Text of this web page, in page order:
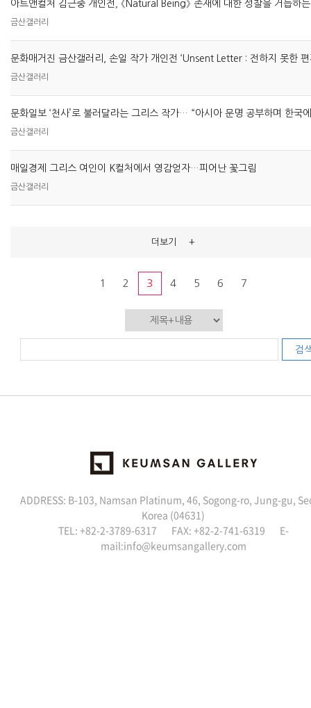
아트앤컬처 김근중 개인전, 《Natural Being》 존재에 대한 성찰을 거듭하
금산갤러리
문화매거진 금산갤러리, 손일 작가 개인전 ‘Unsent Letter : 전하지 못한 편
금산갤러리
문화일보 ‘천사’로 불러달라는 그리스 작가… “아시아 문명 공부하며 한국
금산갤러리
매일경제 그리스 여인이 K컬처에서 영감얻자…피어난 꽃그림
금산갤러리
더보기 +
1 2 3 4 5 6 7
검
ADDRESS: B-103, Namsan Platinum, 46, Sogong-ro, Jung-gu,
Korea (04631)
TEL: +82-2-3789-6317 FAX: +82-2-741-6319 E-
mail:info@keumsangallery.com